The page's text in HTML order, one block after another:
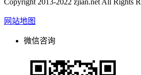
网站地图
微信咨询